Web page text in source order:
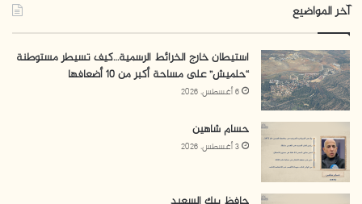
آخر المواضيع
استيطان خارج الخرائط الرسمية…كيف تسيطر مستوطنة
“حلميش” على مساحة أكبر من 10 أضعافها
6 أغسطس، 2026
حسام شاهين
3 أغسطس، 2026